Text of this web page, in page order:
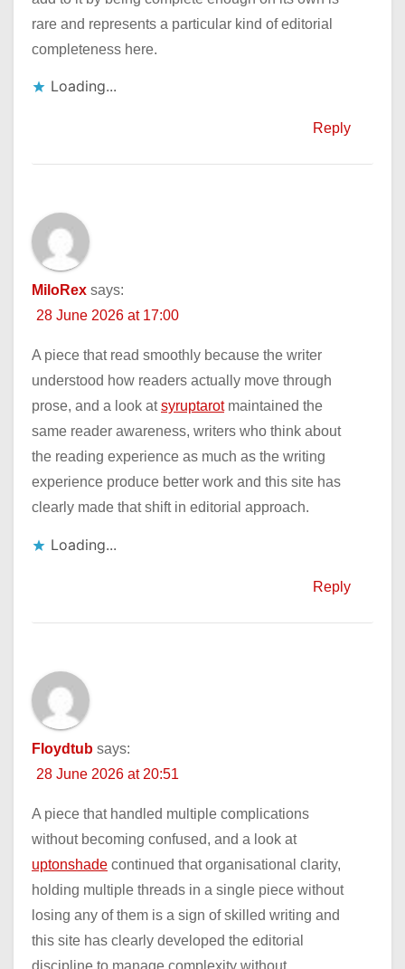
rare and represents a particular kind of editorial
completeness here.
Loading...
Reply
MiloRex says:
28 June 2026 at 17:00
A piece that read smoothly because the writer
understood how readers actually move through
prose, and a look atsyruptarotmaintained the
same reader awareness, writers who think about
the reading experience as much as the writing
experience produce better work and this site has
clearly made that shift in editorial approach.
Loading...
Reply
Floydtub says:
28 June 2026 at 20:51
A piece that handled multiple complications
without becoming confused, and a look at
uptonshade continued that organisational clarity,
holding multiple threads in a single piece without
losing any of them is a sign of skilled writing and
this site has clearly developed the editorial